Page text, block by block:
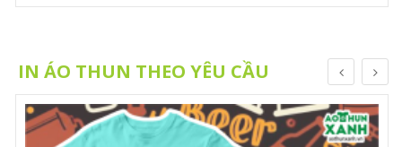
IN ÁO THUN THEO YÊU CẦU